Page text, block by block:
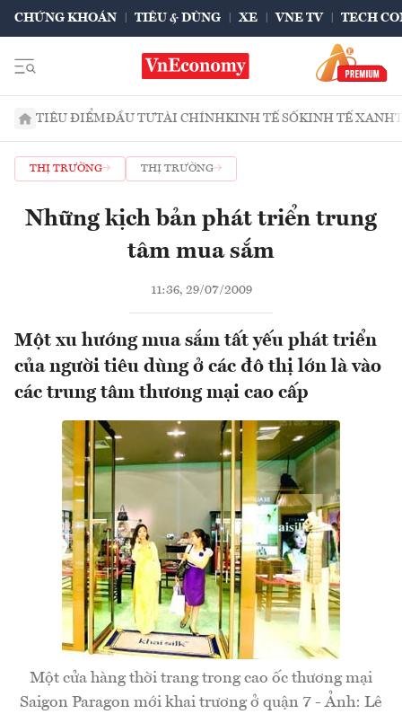
CHỨNG KHOÁN TIÊU & DÙNG XE VNE TV TECH
TIÊU ĐIỂMĐẦU TƯTÀI CHÍNHKINH TẾ SỐKINH TẾ XANH
THỊ TRƯỜNG THỊ TRƯỜNG
Những kịch bản phát triển trung
tâm mua sắm
11:36, 29/07/2009
Một xu hướng mua sắm tất yếu phát triển
của người tiêu dùng ở các đô thị lớn là vào
các trung tâm thương mại cao cấp
Một cửa hàng thời trang trong cao ốc thương mại
Saigon Paragon mới khai trương ở quận 7 - Ảnh: Lê